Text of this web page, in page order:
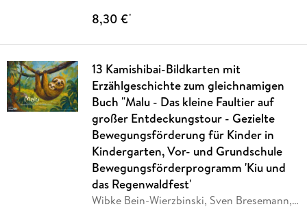
8,30 €*
13 Kamishibai-Bildkarten mit
Erzählgeschichte zum gleichnamigen
Buch "Malu - Das kleine Faultier auf
großer Entdeckungstour - Gezielte
Bewegungsförderung für Kinder in
Kindergarten, Vor- und Grundschule
Bewegungsförderprogramm 'Kiu und
das Regenwaldfest'
Wibke Bein-Wierzbinski, Sven Bresemann,…